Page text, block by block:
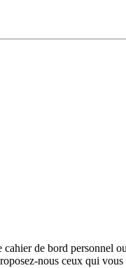
de bord personnel
nous ceux qui